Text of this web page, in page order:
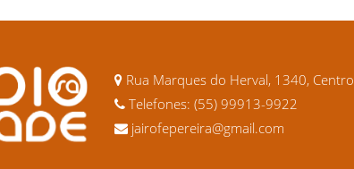
Rua Marques do Herval, 1340, Centro
Telefones: (55) 99913-9922
jairofepereira@gmail.com